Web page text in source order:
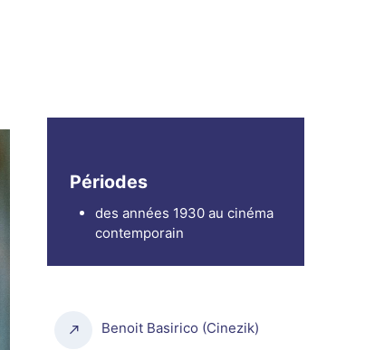
Périodes
des années 1930 au cinéma
contemporain
Benoit Basirico (Cinezik)